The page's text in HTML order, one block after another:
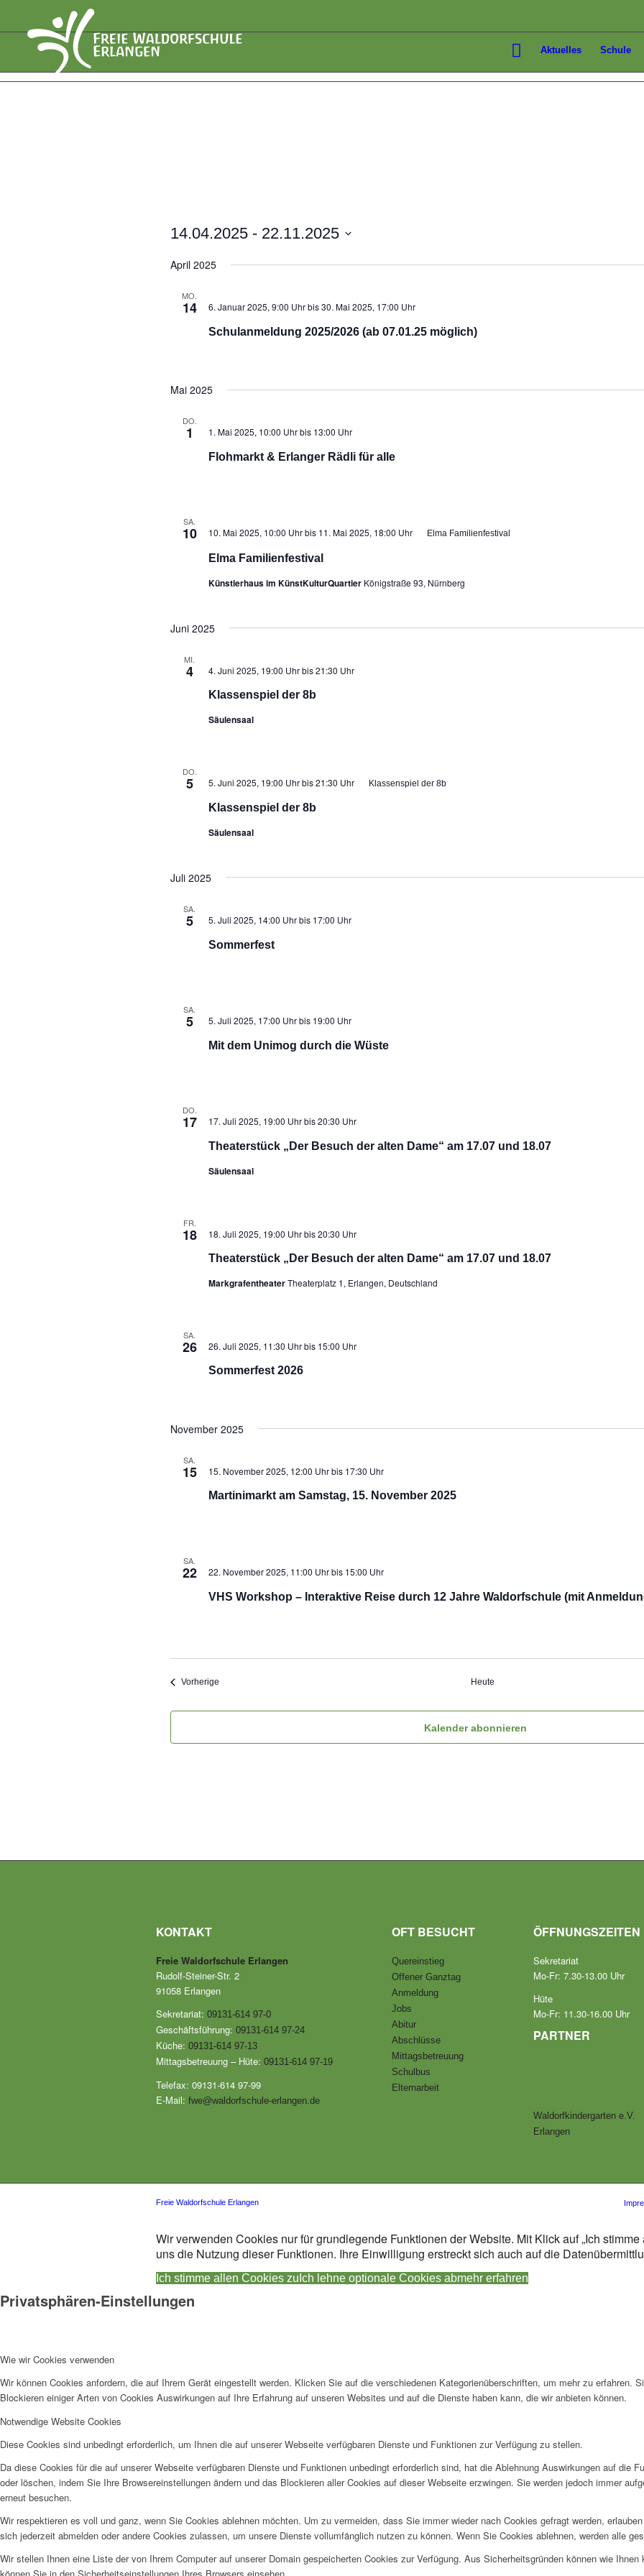
Aktuelles Schule
14.04.2025 - 22.11.2025
wählen.
April 2025
MO.
14 6. Januar 2025, 9:00 Uhrbis30. Mai 2025, 17:00 Uhr
Schulanmeldung 2025/2026 (ab 07.01.25 möglich)
Mai 2025
DO.
1 1. Mai 2025, 10:00 Uhrbis 13:00 Uhr
Flohmarkt & Erlanger Rädli für alle
SA.
10 10. Mai 2025, 10:00 Uhrbis 11. Mai 2025, 18:00 Uhr Elma Familienfestival
Elma Familienfestival
Künstlerhaus im KünstKulturQuartier Königstraße 93, Nürnberg
Juni 2025
MI.
4 4. Juni 2025, 19:00 Uhrbis21:30 Uhr
Klassenspiel der 8b
Säulensaal
DO.
5 5. Juni 2025, 19:00 Uhrbis21:30 Uhr Klassenspiel der 8b
Klassenspiel der 8b
Säulensaal
Juli 2025
SA.
5 5. Juli 2025, 14:00 Uhrbis 17:00 Uhr
Sommerfest
SA.
5 5. Juli 2025, 17:00 Uhrbis 19:00 Uhr
Mit dem Unimog durch die Wüste
DO.
17 17. Juli 2025, 19:00 Uhrbis20:30 Uhr
Theaterstück „Der Besuch der alten Dame“ am 17.07 und 18.07
Säulensaal
FR.
18 18. Juli 2025, 19:00 Uhrbis20:30 Uhr
Theaterstück „Der Besuch der alten Dame“ am 17.07 und 18.07
MarkgrafentheaterTheaterplatz 1, Erlangen, Deutschland
SA.
26 26. Juli 2025, 11:30 Uhrbis 15:00 Uhr
Sommerfest 2026
November 2025
SA.
15 15. November 2025, 12:00 Uhrbis 17:30 Uhr
Martinimarkt am Samstag, 15. November 2025
SA.
22 22. November 2025, 11:00 Uhrbis 15:00 Uhr
VHS Workshop – Interaktive Reise durch 12 Jahre Waldorfschule (mit
VorherigeVeranstaltungen Heute
Kalender abonnieren
KONTAKT
Freie Waldorfschule Erlangen
Rudolf-Steiner-Str. 2
91058 Erlangen
Sekretariat: 09131-614 97-0
Geschäftsführung: 09131-614 97-24
Küche: 09131-614 97-13
Mittagsbetreuung – Hüte: 09131-614 97-19
Telefax: 09131-614 97-99
E-Mail: fwe@waldorfschule-erlangen.de
OFT BESUCHT
Quereinstieg
Offener Ganztag
Anmeldung
Jobs
Abitur
Abschlüsse
Mittagsbetreuung
Schulbus
Elternarbeit
ÖFFNUNGSZEITEN
Sekretariat
Mo-Fr: 7.30-13.00 Uhr
Hüte
Mo-Fr: 11.30-16.00 Uhr
PARTNER
Waldorfkindergarten e.V.
Erlangen
Freie Waldorfschule Erlangen
Wir verwenden Cookies nur für grundlegende Funktionen der Website. Mit Klick auf „Ich
uns die Nutzung dieser Funktionen. Ihre Einwilligung erstreckt sich auch auf die
Ich stimme allen Cookies zu Ich lehne optionale Cookies abmehr erfahren
Privatsphären-Einstellungen
Wie wir Cookies verwenden
Wir können Cookies anfordern, die auf Ihrem Gerät eingestellt werden. Klicken Sie auf die verschiedenen Kategorienüberschriften, um mehr zu erfahren.
Blockieren einiger Arten von Cookies Auswirkungen auf Ihre Erfahrung auf unseren Websites und auf die Dienste haben kann, die wir anbieten können.
Notwendige Website Cookies
Diese Cookies sind unbedingt erforderlich, um Ihnen die auf unserer Webseite verfügbaren Dienste und Funktionen zur Verfügung zu stellen.
Da diese Cookies für die auf unserer Webseite verfügbaren Dienste und Funktionen unbedingt erforderlich sind, hat die Ablehnung Auswirkungen auf die
oder löschen, indem Sie Ihre Browsereinstellungen ändern und das Blockieren aller Cookies auf dieser Webseite erzwingen. Sie werden jedoch immer
erneut besuchen.
Wir respektieren es voll und ganz, wenn Sie Cookies ablehnen möchten. Um zu vermeiden, dass Sie immer wieder nach Cookies gefragt werden,
sich jederzeit abmelden oder andere Cookies zulassen, um unsere Dienste vollumfänglich nutzen zu können. Wenn Sie Cookies ablehnen, werden alle
Wir stellen Ihnen eine Liste der von Ihrem Computer auf unserer Domain gespeicherten Cookies zur Verfügung. Aus Sicherheitsgründen können wie